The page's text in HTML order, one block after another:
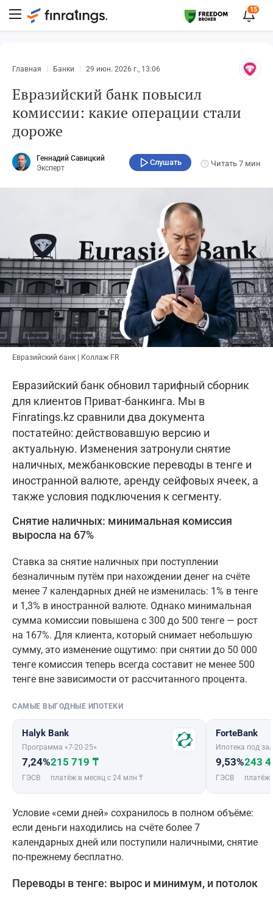
15
Главная Банки 29 июн. 2026 г., 13:06
Евразийский банк повысил
комиссии: какие операции стали
дороже
Геннадий Савицкий
Эксперт
Слушать Читать 7 мин
Евразийский банк | Коллаж FR
Евразийский банк обновил тарифный сборник
для клиентов Приват-банкинга. Мы в
Finratings.kz сравнили два документа
постатейно: действовавшую версию и
актуальную. Изменения затронули снятие
наличных, межбанковские переводы в тенге и
иностранной валюте, аренду сейфовых ячеек, а
также условия подключения к сегменту.
Снятие наличных: минимальная комиссия
выросла на 67%
Ставка за снятие наличных при поступлении
безналичным путём при нахождении денег на счёте
менее 7 календарных дней не изменилась: 1% в тенге
и 1,3% в иностранной валюте. Однако минимальная
сумма комиссии повышена с 300 до 500 тенге — рост
на 167%. Для клиента, который снимает небольшую
сумму, это изменение ощутимо: при снятии до 50 000
тенге комиссия теперь всегда составит не менее 500
тенге вне зависимости от рассчитанного процента.
САМЫЕ ВЫГОДНЫЕ ИПОТЕКИ
Halyk Bank
Программа «7-20-25»
7,24%
ГЭСВ
215 719 ₸
платёж в месяц с 24 млн ₸
ForteBank
Ипотека под
9,53%
ГЭСВ
243
платёж
Условие «семи дней» сохранилось в полном объёме:
если деньги находились на счёте более 7
календарных дней или поступили наличными, снятие
по-прежнему бесплатно.
Переводы в тенге: вырос и минимум, и потолок